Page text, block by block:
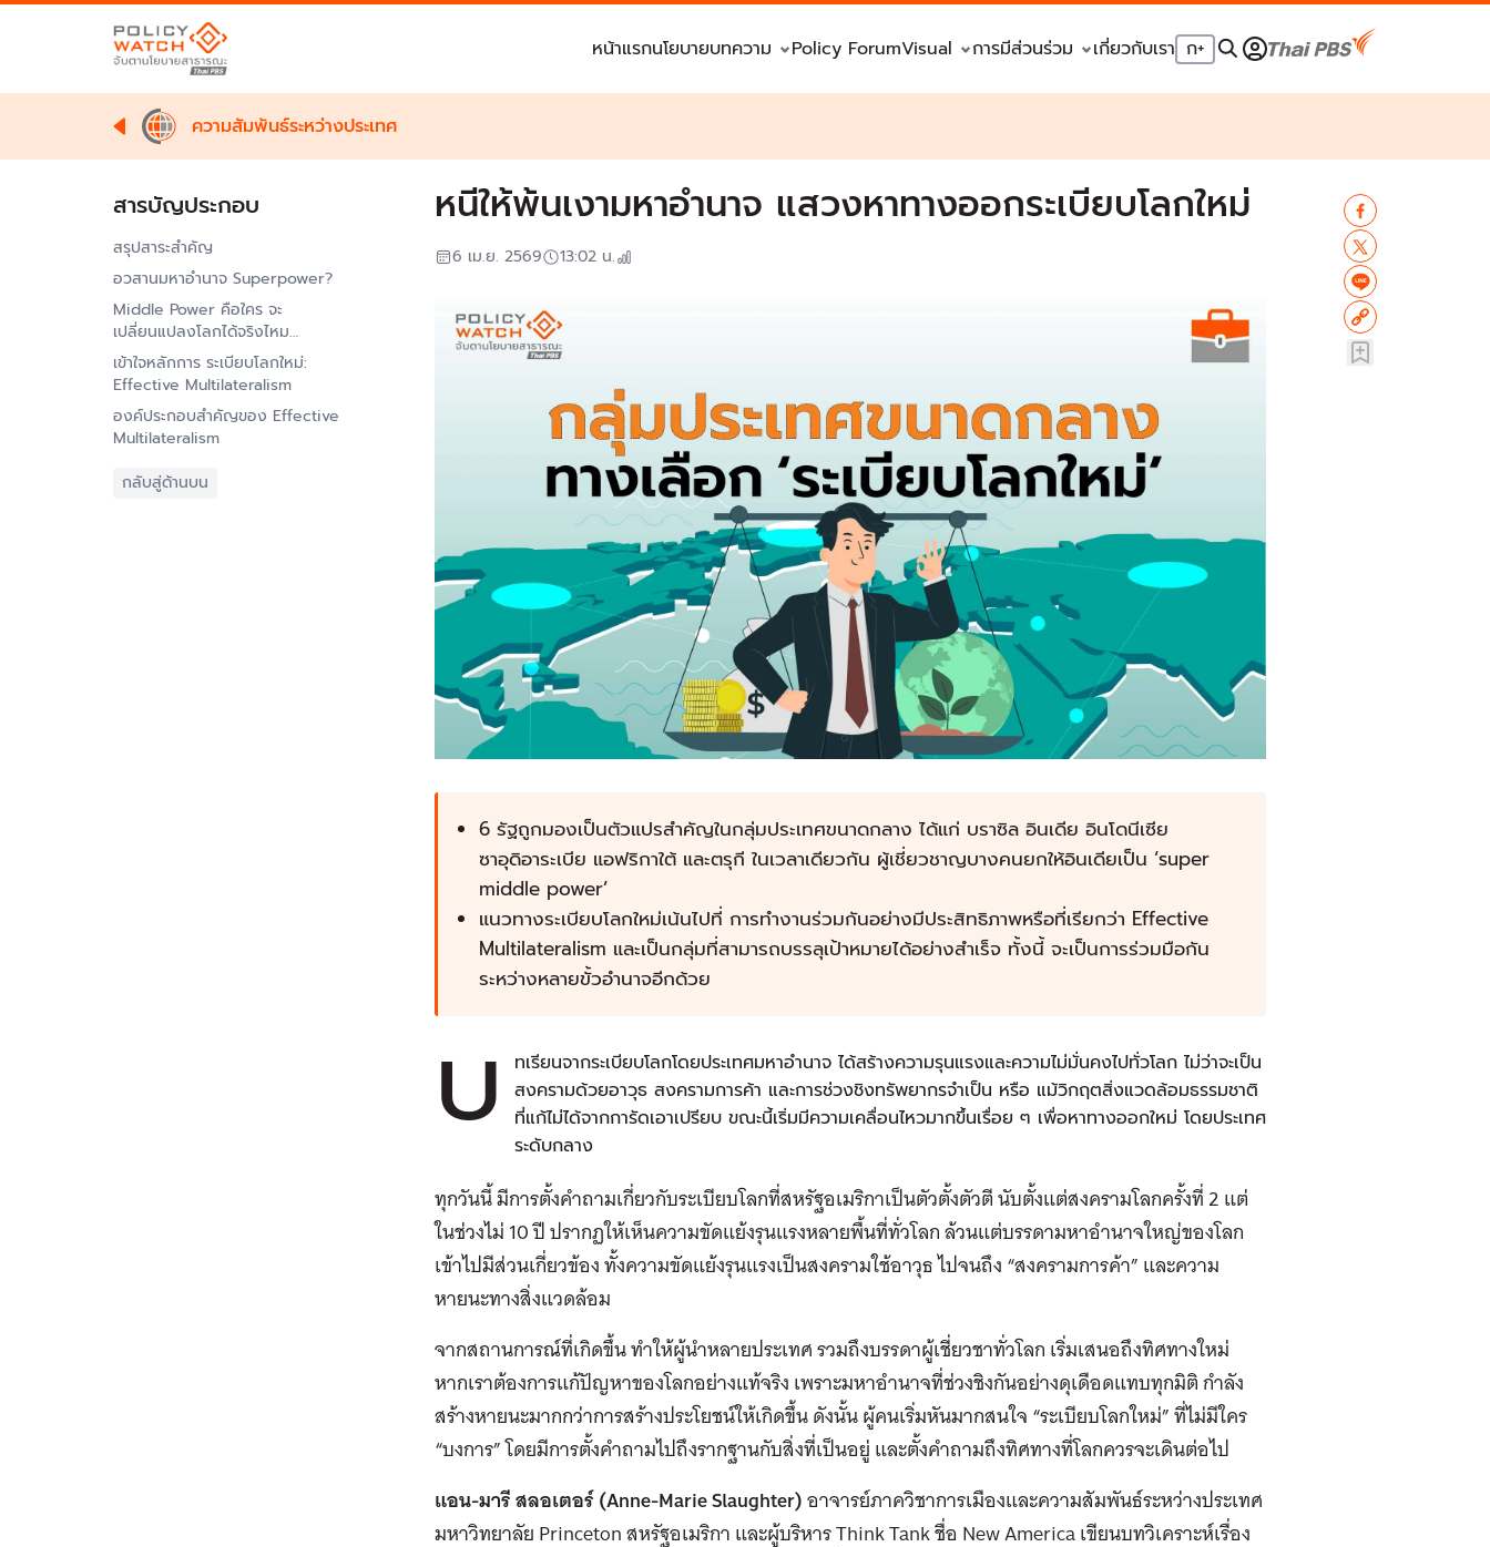
หน้าแรกนโยบายบทความ Policy ForumVisual การมีส่วนร่วม เกี่ยวกับเรา ก+
ความสัมพันธ์ระหว่างประเทศ
สารบัญประกอบ
สรุปสาระสำคัญ
อวสานมหาอำนาจ Superpower?
Middle Power คือใคร จะ
เปลี่ยนแปลงโลกได้จริงไหม…
เข้าใจหลักการ ระเบียบโลกใหม่:
Effective Multilateralism
องค์ประกอบสำคัญของ Effective
Multilateralism
กลับสู่ด้านบน
หนีให้พ้นเงามหาอำนาจ แสวงหาทางออกระเบียบโลกใหม่
6 เม.ย. 2569 13:02 น.
6 รัฐถูกมองเป็นตัวแปรสำคัญในกลุ่มประเทศขนาดกลาง ได้แก่ บราซิล อินเดีย อินโดนีเซีย
ซาอุดิอาระเบีย แอฟริกาใต้ และตรุกี ในเวลาเดียวกัน ผู้เชี่ยวชาญบางคนยกให้อินเดียเป็น ‘super
middle power’
แนวทางระเบียบโลกใหม่เน้นไปที่ การทำงานร่วมกันอย่างมีประสิทธิภาพหรือที่เรียกว่า Effective
Multilateralism และเป็นกลุ่มที่สามารถบรรลุเป้าหมายได้อย่างสำเร็จ ทั้งนี้ จะเป็นการร่วมมือกัน
ระหว่างหลายขั้วอำนาจอีกด้วย
บ
ทเรียนจากระเบียบโลกโดยประเทศมหาอำนาจ ได้สร้างความรุนแรงและความไม่มั่นคงไปทั่วโลก ไม่ว่าจะเป็น
สงครามด้วยอาวุธ สงครามการค้า และการช่วงชิงทรัพยากรจำเป็น หรือ แม้วิกฤตสิ่งแวดล้อมธรรมชาติ
ที่แก้ไม่ได้จากการัดเอาเปรียบ ขณะนี้เริ่มมีความเคลื่อนไหวมากขึ้นเรื่อย ๆ เพื่อหาทางออกใหม่ โดยประเทศ
ระดับกลาง
ทุกวันนี้ มีการตั้งคำถามเกี่ยวกับระเบียบโลกที่สหรัฐอเมริกาเป็นตัวตั้งตัวตี นับตั้งแต่สงครามโลกครั้งที่ 2 แต่
ในช่วงไม่ 10 ปี ปรากฏให้เห็นความขัดแย้งรุนแรงหลายพื้นที่ทั่วโลก ล้วนแต่บรรดามหาอำนาจใหญ่ของโลก
เข้าไปมีส่วนเกี่ยวข้อง ทั้งความขัดแย้งรุนแรงเป็นสงครามใช้อาวุธ ไปจนถึง “สงครามการค้า” และความ
หายนะทางสิ่งแวดล้อม
จากสถานการณ์ที่เกิดขึ้น ทำให้ผู้นำหลายประเทศ รวมถึงบรรดาผู้เชี่ยวชาทั่วโลก เริ่มเสนอถึงทิศทางใหม่
หากเราต้องการแก้ปัญหาของโลกอย่างแท้จริง เพราะมหาอำนาจที่ช่วงชิงกันอย่างดุเดือดแทบทุกมิติ กำลัง
สร้างหายนะมากกว่าการสร้างประโยชน์ให้เกิดขึ้น ดังนั้น ผู้คนเริ่มหันมากสนใจ “ระเบียบโลกใหม่” ที่ไม่มีใคร
“บงการ” โดยมีการตั้งคำถามไปถึงรากฐานกับสิ่งที่เป็นอยู่ และตั้งคำถามถึงทิศทางที่โลกควรจะเดินต่อไป
แอน-มารี สลอเตอร์(Anne-Marie Slaughter)อาจารย์ภาควิชาการเมืองและความสัมพันธ์ระหว่างประเทศ
มหาวิทยาลัย Princeton สหรัฐอเมริกา และผู้บริหาร Think Tank ชื่อ New America เขียนบทวิเคราะห์เรื่อง